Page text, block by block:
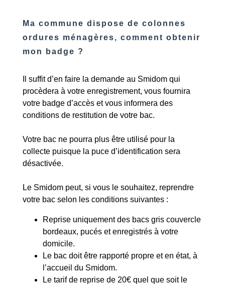
Ma commune dispose de colonnes
ordures ménagères, comment obtenir
mon badge ?
Il suffit d’en faire la demande au Smidom qui
procèdera à votre enregistrement, vous fournira
votre badge d’accès et vous informera des
conditions de restitution de votre bac.
Votre bac ne pourra plus être utilisé pour la
collecte puisque la puce d’identification sera
désactivée.
Le Smidom peut, si vous le souhaitez, reprendre
votre bac selon les conditions suivantes :
Reprise uniquement des bacs gris couvercle
bordeaux, pucés et enregistrés à votre
domicile.
Le bac doit être rapporté propre et en état, à
l’accueil du Smidom.
Le tarif de reprise de 20€ quel que soit le